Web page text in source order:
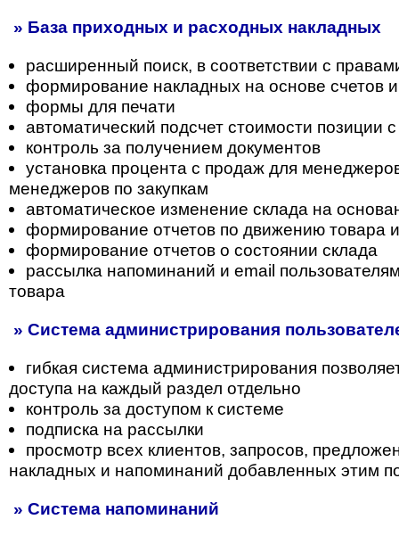
» База приходных и расходных накладных
расширенный поиск, в соответствии с
формирование накладных на основе счетов и
формы для печати
автоматический подсчет стоимости позиции
контроль за получением документов
установка процента с продаж для
менеджеров по закупкам
автоматическое изменение склада на
формирование отчетов по движению товара
формирование отчетов о состоянии склада
рассылка напоминаний и email
товара
» Система администрирования
гибкая система администрирования
доступа на каждый раздел отдельно
контроль за доступом к системе
подписка на рассылки
просмотр всех клиентов, запросов,
накладных и напоминаний добавленных этим
» Система напоминаний